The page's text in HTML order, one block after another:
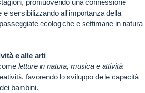
promuovendo una connessione
e sensibilizzando all'importanza della
ecologiche e settimane in natura
e alle arti
letture in natura, musica e attività
favorendo lo sviluppo delle capacità
bambini.